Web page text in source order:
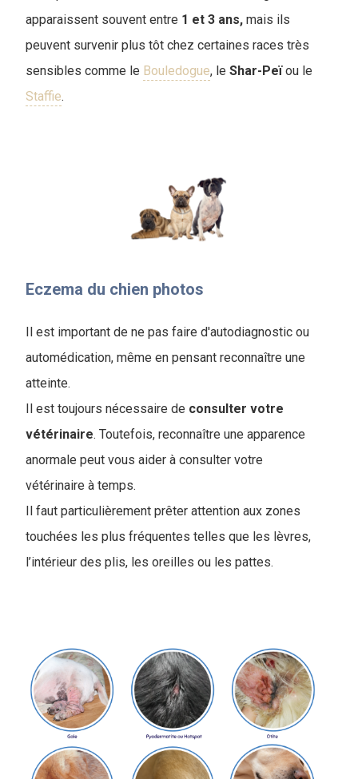
apparaissent souvent entre 1 et 3 ans, mais ils
peuvent survenir plus tôt chez certaines races très
sensibles comme le Bouledogue, le Shar-Peïou le
Staffie.
Eczema du chien photos
Il est important de ne pas faire d'autodiagnostic ou
automédication, même en pensant reconnaître une
atteinte.
Il est toujours nécessaire de consulter votre
vétérinaire. Toutefois, reconnaître une apparence
anormale peut vous aider à consulter votre
vétérinaire à temps.
Il faut particulièrement prêter attention aux zones
touchées les plus fréquentes telles que les lèvres,
l’intérieur des plis, les oreilles ou les pattes.